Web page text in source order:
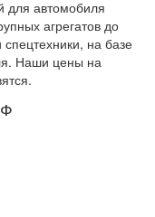
для автомобиля
агрегатов до
на базе
Наши цены на